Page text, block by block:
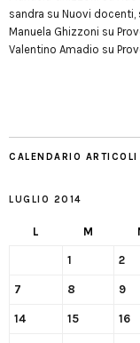
sandra su Nuovi docenti,
Manuela Ghizzoni su
Valentino Amadio su
CALENDARIO ARTICOLI
LUGLIO 2014
L M
1 2
7 8 9
14 15 16